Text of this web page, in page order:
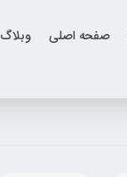
صفحه اصلی وبلاگ